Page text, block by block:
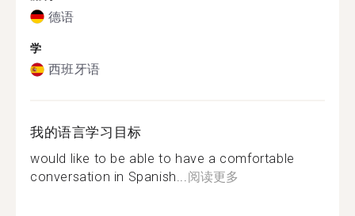
德语
学
西班牙语
我的语言学习目标
would like to be able to have a comfortable
conversation in Spanish...阅读更多